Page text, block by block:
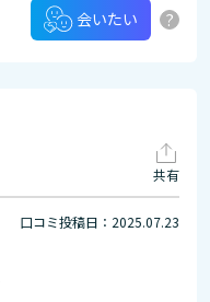
会いたい ?
共有
口コミ投稿日：2025.07.23